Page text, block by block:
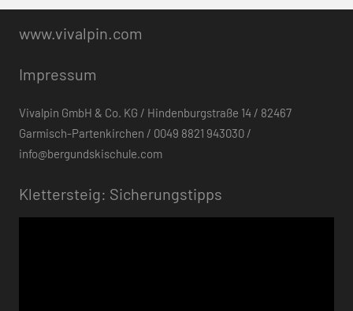
www.vivalpin.com
Impressum
Vivalpin GmbH & Co. KG / Hindenburgstraße 14 / 82467
Garmisch-Partenkirchen / 0049 8821 943030 /
info@bergundskischule.com
Klettersteig: Sicherungstipps